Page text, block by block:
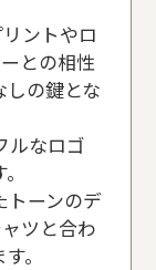
ントやロ
との相性
しの鍵とな
ルなロゴ
トーンのデ
ツと合わ
。